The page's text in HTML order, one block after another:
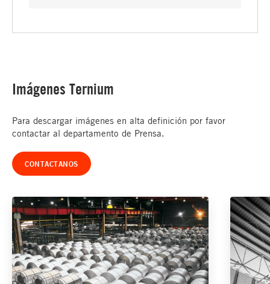
Imágenes Ternium
Para descargar imágenes en alta definición por favor
contactar al departamento de Prensa.
CONTACTANOS